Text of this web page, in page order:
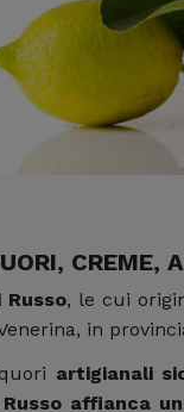
CREME,
, le cui
in
artigianali
affianca